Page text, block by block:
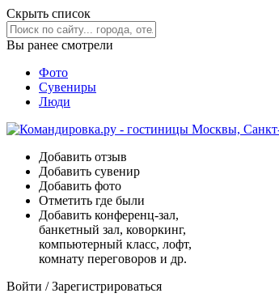
Скрыть список
Вы ранее смотрели
Фото
Сувениры
Люди
Добавить отзыв
Добавить сувенир
Добавить фото
Отметить где были
Добавить конференц-зал,
банкетный зал, коворкинг,
компьютерный класс, лофт,
комнату переговоров и др.
Войти /Зарегистрироваться